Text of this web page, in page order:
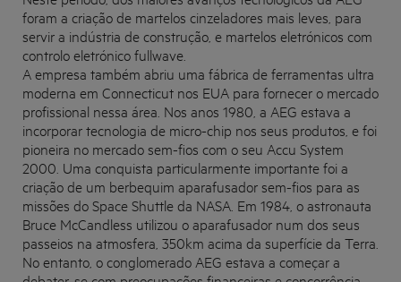
foram a criação de martelos cinzeladores mais leves, para
servir a indústria de construção, e martelos eletrónicos com
controlo eletrónico fullwave.
A empresa também abriu uma fábrica de ferramentas ultra
moderna em Connecticut nos EUA para fornecer o mercado
profissional nessa área. Nos anos 1980, a AEG estava a
incorporar tecnologia de micro-chip nos seus produtos, e foi
pioneira no mercado sem-fios com o seu Accu System
2000. Uma conquista particularmente importante foi a
criação de um berbequim aparafusador sem-fios para as
missões do Space Shuttle da NASA. Em 1984, o astronauta
Bruce McCandless utilizou o aparafusador num dos seus
passeios na atmosfera, 350km acima da superfície da Terra.
No entanto, o conglomerado AEG estava a começar a